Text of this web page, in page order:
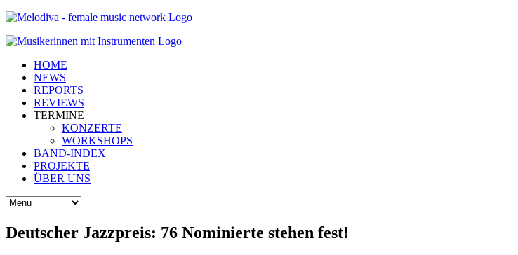
HOME
NEWS
REPORTS
REVIEWS
TERMINE
KONZERTE
WORKSHOPS
BAND-INDEX
PROJEKTE
ÜBER UNS
Deutscher Jazzpreis: 76 Nominierte stehen fest!